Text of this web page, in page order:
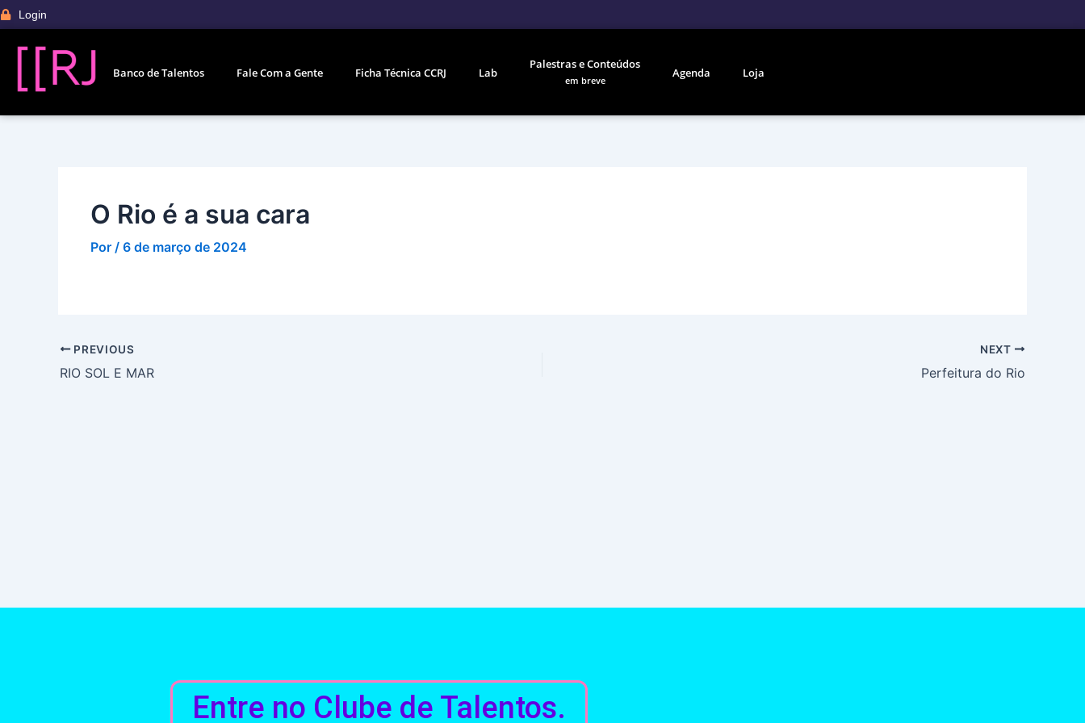
Ir
para
conteúdo
Login
Banco de Talentos Fale Com a Gente Ficha Técnica CCRJ Lab
Palestras e Conteúdos
em breve
Agenda Loja
O Rio é a sua cara
Por / 6 de março de 2024
navigation
PREVIOUS
RIO SOL E MAR
NEXT
Perfeitura do Rio
Entre no Clube de Talentos.